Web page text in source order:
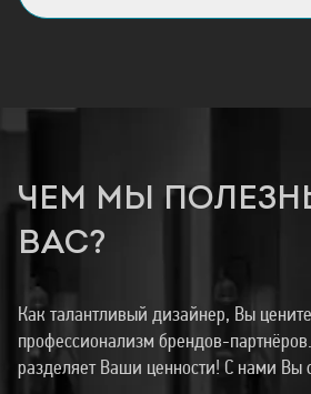
ЧЕМ МЫ
ВАС?
Как талантливый дизайнер, Вы
профессионализм брендов-
разделяет Ваши ценности! С нами Вы